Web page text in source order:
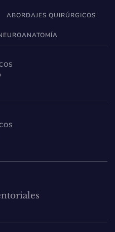
ABORDAJES QUIRÚRGICOS